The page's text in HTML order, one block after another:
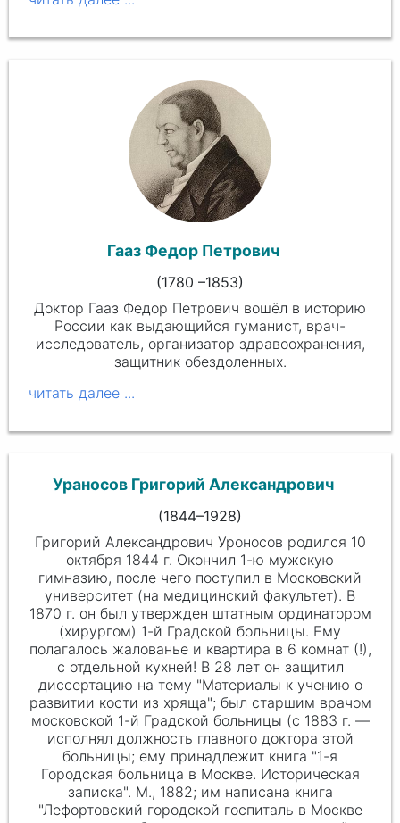
Гааз Федор Петрович
(1780 –1853)
Доктор Гааз Федор Петрович вошёл в историю
России как выдающийся гуманист, врач-
исследователь, организатор здравоохранения,
защитник обездоленных.
Ураносов Григорий Александрович
(1844–1928)
Григорий Александрович Уроносов родился 10
октября 1844 г. Окончил 1-ю мужскую
гимназию, после чего поступил в Московский
университет (на медицинский факультет). В
1870 г. он был утвержден штатным ординатором
(хирургом) 1-й Градской больницы. Ему
полагалось жалованье и квартира в 6 комнат (!),
с отдельной кухней! В 28 лет он защитил
диссертацию на тему "Материалы к учению о
развитии кости из хряща"; был старшим врачом
московской 1-й Градской больницы (с 1883 г. —
исполнял должность главного доктора этой
больницы; ему принадлежит книга "1-я
Городская больница в Москве. Историческая
записка". М., 1882; им написана книга
"Лефортовский городской госпиталь в Москве